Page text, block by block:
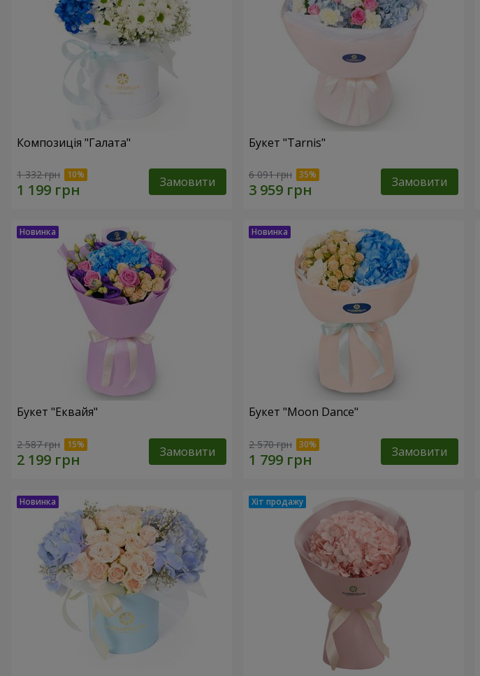
Композиція "Галата"
1 332 грн Замовити
Букет "Tarnis"
6 091 грн Замовити
Букет "Еквайя"
2 587 грн Замовити
Букет "Moon Dance"
2 570 грн Замовити